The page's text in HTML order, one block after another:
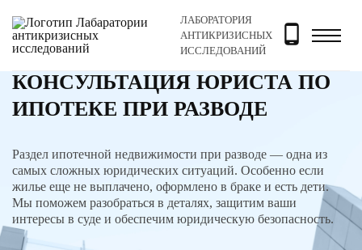
ЛАБОРАТОРИЯ
АНТИКРИЗИСНЫХ
ИССЛЕДОВАНИЙ
Главная Услуги Семейное право Консультация
КОНСУЛЬТАЦИЯ ЮРИСТА ПО
ИПОТЕКЕ ПРИ РАЗВОДЕ
Раздел ипотечной недвижимости при разводе — одна из
самых сложных юридических ситуаций. Особенно если
жилье еще не выплачено, оформлено в браке и есть дети.
Мы поможем разобраться в деталях, защитим ваши
интересы в суде и обеспечим юридическую безопасность.